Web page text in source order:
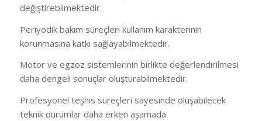
değiştirebilmektedir.
Periyodik bakım süreçleri kullanım karakterinin
korunmasına katkı sağlayabilmektedir.
Motor ve egzoz sistemlerinin birlikte değerlendirilmesi
daha dengeli sonuçlar oluşturabilmektedir.
Profesyonel teşhis süreçleri sayesinde oluşabilecek
teknik durumlar daha erken aşamada